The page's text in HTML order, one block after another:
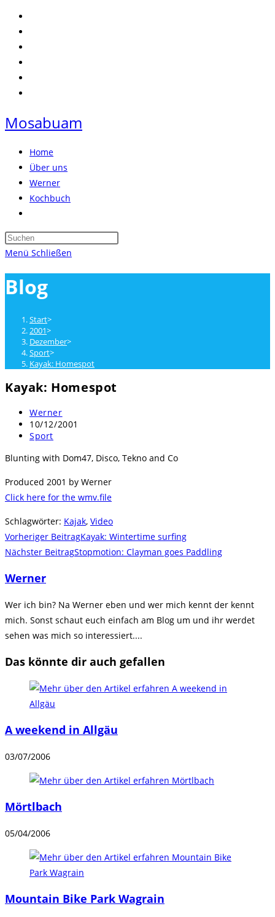
Zum
Inhalt
springen
Mosabuam
Home
Über uns
Werner
Kochbuch
umschalten
Press
Menü Schließen
Blog
Start>
2001>
Dezember>
Sport>
Kayak: Homespot
Kayak: Homespot
Beitrags-
Autor:
Werner
Beitrag
veröffentlicht:
10/12/2001
Beitrags-
Sport
Blunting with Dom47, Disco, Tekno and Co
Produced 2001 by Werner
Click here for the wmv.file
Schlagwörter: Kajak, Video
Weitere
Artikel
ansehen
Vorheriger BeitragKayak: Wintertime surfing
Nächster BeitragStopmotion: Clayman goes Paddling
Werner
Wer ich bin? Na Werner eben und wer mich kennt der kennt
mich. Sonst schaut euch einfach am Blog um und ihr werdet
sehen was mich so interessiert....
Das könnte dir auch gefallen
A weekend in Allgäu
03/07/2006
Mörtlbach
05/04/2006
Mountain Bike Park Wagrain